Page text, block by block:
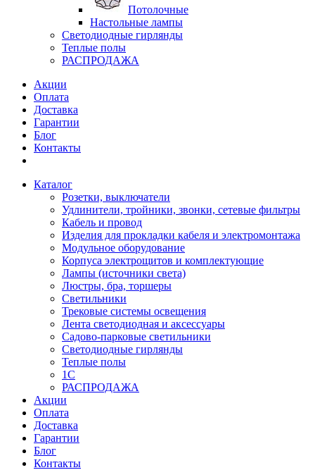
Потолочные
Настольные лампы
Светодиодные гирлянды
Теплые полы
РАСПРОДАЖА
Акции
Оплата
Доставка
Гарантии
Блог
Контакты
Каталог
Розетки, выключатели
Удлинители, тройники, звонки, сетевые фильтры
Кабель и провод
Изделия для прокладки кабеля и электромонтажа
Модульное оборудование
Корпуса электрощитов и комплектующие
Лампы (источники света)
Люстры, бра, торшеры
Светильники
Трековые системы освещения
Лента светодиодная и аксессуары
Садово-парковые светильники
Светодиодные гирлянды
Теплые полы
1С
РАСПРОДАЖА
Акции
Оплата
Доставка
Гарантии
Блог
Контакты